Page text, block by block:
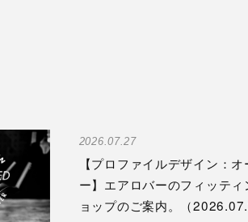
2026.07.27
【プロファイルデザイン：
ー】エアロバーのフィッテ
ョップのご案内。（